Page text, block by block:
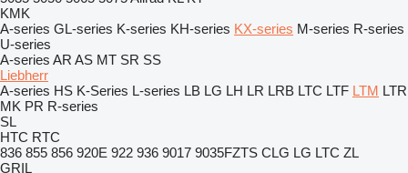
KMK
A-series GL-series K-series KH-series KX-series M-series R-series
U-series
A-series AR AS MT SR SS
Liebherr
A-series HS K-Series L-series LB LG LH LR LRB LTC LTF LTM LTR
MK PR R-series
SL
HTC RTC
836 855 856 920E 922 936 9017 9035FZTS CLG LG LTC ZL
GRIL